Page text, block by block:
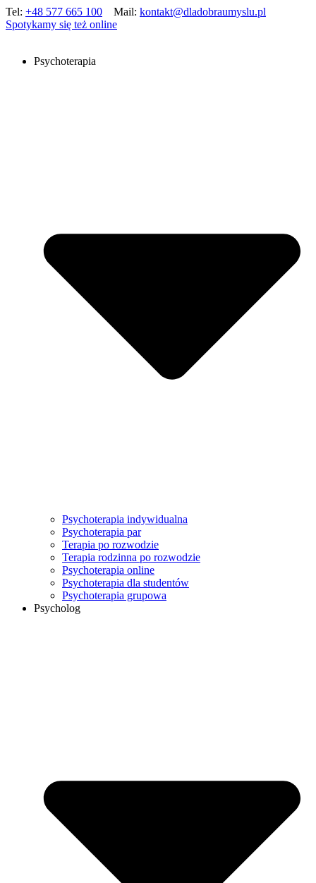
Tel: +48 577 665 100 Mail: kontakt@dladobraumyslu.pl
Spotykamy się też online
Psychoterapia
Psychoterapia indywidualna
Psychoterapia par
Terapia po rozwodzie
Terapia rodzinna po rozwodzie
Psychoterapia online
Psychoterapia dla studentów
Psychoterapia grupowa
Psycholog